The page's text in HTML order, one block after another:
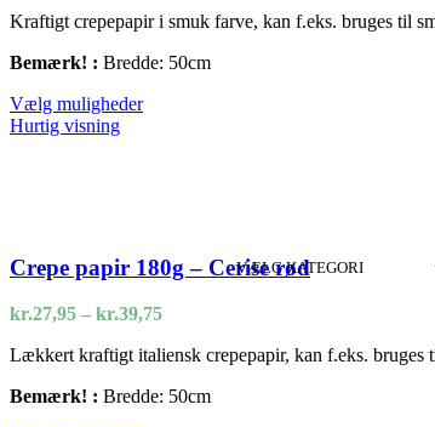
VÆLG KATEGORI
til
Kraftigt crepepapir i smuk farve, kan f.eks. bruges til
Bemærk! : Bredde: 50cm
Vælg mulighederDette
vælges
på
Hurtig visning
Crepe papir 180g – Cerise rød
kr.27,95 – kr.39,75Prisinterval:
til
Lækkert kraftigt italiensk crepepapir, kan f.eks. bruges
Bemærk! : Bredde: 50cm